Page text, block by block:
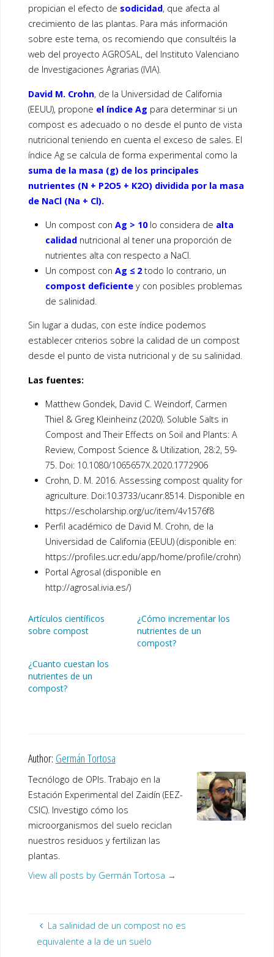
propician el efecto de sodicidad, que afecta al
crecimiento de las plantas. Para más información
sobre este tema, os recomiendo que consultéis la
web del proyecto AGROSAL, del Instituto Valenciano
de Investigaciones Agrarias (IVIA).
David M. Crohn, de la Universidad de California
(EEUU), propone el índice Ag para determinar si un
compost es adecuado o no desde el punto de vista
nutricional teniendo en cuenta el exceso de sales. El
índice Ag se calcula de forma experimental como la
suma de la masa (g) de los principales
nutrientes (N + P2O5 + K2O) dividida por la masa
de NaCl (Na + Cl).
Un compost conAg > 10 lo considera de alta
calidad nutricional al tener una proporción de
nutrientes alta con respecto a NaCl.
Un compost con Ag ≤ 2 todo lo contrario, un
compost deficiente y con posibles problemas
de salinidad.
Sin lugar a dudas, con este índice podemos
establecer criterios sobre la calidad de un compost
desde el punto de vista nutricional y de su salinidad.
Las fuentes:
Matthew Gondek, David C. Weindorf, Carmen
Thiel & Greg Kleinheinz (2020). Soluble Salts in
Compost and Their Effects on Soil and Plants: A
Review, Compost Science & Utilization, 28:2, 59-
75. Doi: 10.1080/1065657X.2020.1772906
Crohn, D. M. 2016. Assessing compost quality for
agriculture. Doi:10.3733/ucanr.8514. Disponible en
https://escholarship.org/uc/item/4v1576f8
Perfil académico de David M. Crohn, de la
Universidad de California (EEUU) (disponible en:
https://profiles.ucr.edu/app/home/profile/crohn)
Portal Agrosal (disponible en
http://agrosal.ivia.es/)
Artículos científicos
sobre compost
¿Cómo incrementar los
nutrientes de un
compost?
¿Cuanto cuestan los
nutrientes de un
compost?
Author: Germán Tortosa
Tecnólogo de OPIs. Trabajo en la
Estación Experimental del Zaidín (EEZ-
CSIC). Investigo cómo los
microorganismos del suelo reciclan
nuestros residuos y fertilizan las
plantas.
View all posts by Germán Tortosa →
La salinidad de un compost no es
equivalente a la de un suelo